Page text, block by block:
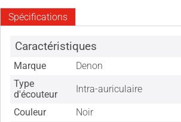
Spécifications
Caractéristiques
Marque
Denon
Type
d'écouteur
Intra-auriculaire
Couleur Noir